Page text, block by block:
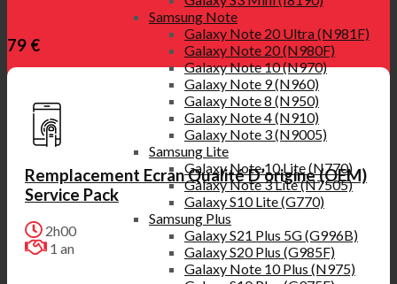
Samsung Note
Galaxy Note 20 Ultra (N981F)
Galaxy Note 20 (N980F)
Galaxy Note 10 (N970)
Galaxy Note 9 (N960)
Galaxy Note 8 (N950)
Galaxy Note 4 (N910)
Galaxy Note 3 (N9005)
Samsung Lite
Galaxy Note 10 Lite (N770)
Galaxy Note 3 Lite (N7505)
Galaxy S10 Lite (G770)
Samsung Plus
Galaxy S21 Plus 5G (G996B)
Galaxy S20 Plus (G985F)
Galaxy Note 10 Plus (N975)
79 €
Remplacement Ecran Qualité D’origine (OEM)
Service Pack
2h00
1 an